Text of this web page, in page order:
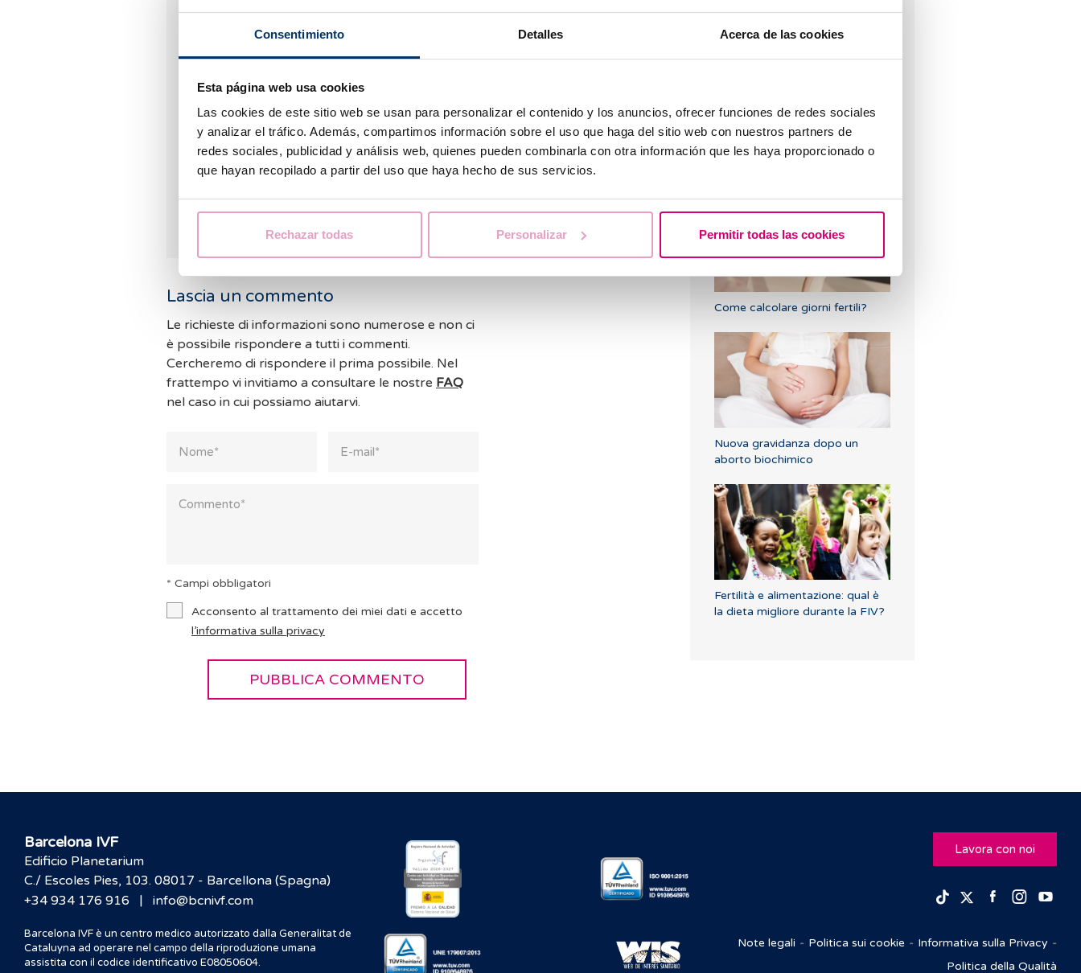
Consentimiento Detalles Acerca de las cookies
Esta página web usa cookies
Las cookies de este sitio web se usan para personalizar el contenido y los anuncios, ofrecer funciones de redes sociales
y analizar el tráfico. Además, compartimos información sobre el uso que haga del sitio web con nuestros partners de
redes sociales, publicidad y análisis web, quienes pueden combinarla con otra información que les haya proporcionado o
que hayan recopilado a partir del uso que haya hecho de sus servicios.
Rechazar todas Personalizar Permitir todas las cookies
06.11.2019
alle donne single maggiorenni di accedere alle tecniche di
fecondazione assistita. Puoi programmare una visita Skype o di
persona scrivendo all’indirizzo mail info@bcnivf.com, e potrò
consigliarti il trattamento più adeguato per te. A presto
Lascia un commento
Le richieste di informazioni sono numerose e non ci
è possibile rispondere a tutti i commenti.
Cercheremo di rispondere il prima possibile. Nel
frattempo vi invitiamo a consultare le nostre FAQ
nel caso in cui possiamo aiutarvi.
* Campi obbligatori
Acconsento al trattamento dei miei dati e accetto
l’informativa sulla privacy
Progesterone, quando bisogna
Come calcolare giorni fertili?
Nuova gravidanza dopo un
aborto biochimico
Fertilità e alimentazione: qual è
la dieta migliore durante la FIV?
Barcelona IVF
Edificio Planetarium
C./ Escoles Pies, 103. 08017 - Barcellona (Spagna)
+34 934 176 916
| info@bcnivf.com
Barcelona IVF è un centro medico autorizzato dalla Generalitat de
Cataluyna ad operare nel campo della riproduzione umana
assistita con il codice identificativo E08050604.
Lavora con noi
TikTokTwitterFacebook
Note legali Politica sui cookie
Informativa sulla Privacy
Politica della Qualità